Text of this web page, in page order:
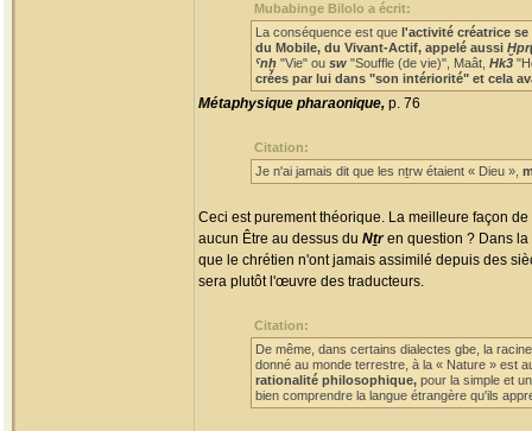
Mubabinge Bilolo a écrit:
La conséquence est que l'activité créatrice
du Mobile, du Vivant-Actif, appelé aussi
ˁnḫ "Vie" ou sw "Souffle (de vie)", Maât, Hk3
crées par lui dans "son intériorité" et cela
Métaphysique pharaonique, p. 76
Citation:
Je n'ai jamais dit que les nṯrw étaient « Dieu »,
Ceci est purement théorique. La meilleure façon
aucun Être au dessus du Nṯren question ? Dans la
que le chrétien n'ont jamais assimilé depuis des
sera plutôt l'œuvre des traducteurs.
Citation:
De même, dans certains dialectes gbe, la
donné au monde terrestre, à la « Nature » est
rationalité philosophique, pour la simple et
bien comprendre la langue étrangère qu'ils